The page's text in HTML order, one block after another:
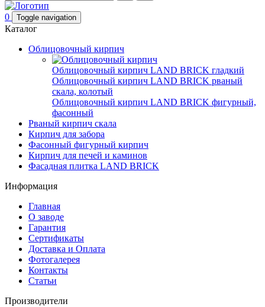
0 Toggle navigation
Каталог
Облицовочный кирпич
Облицовочный кирпич LAND BRICK гладкий
Облицовочный кирпич LAND BRICK рваный
скала, колотый
Облицовочный кирпич LAND BRICK фигурный,
фасонный
Рваный кирпич скала
Кирпич для забора
Фасонный фигурный кирпич
Кирпич для печей и каминов
Фасадная плитка LAND BRICK
Информация
Главная
О заводе
Гарантия
Сертификаты
Доставка и Оплата
Фотогалерея
Контакты
Статьи
Производители